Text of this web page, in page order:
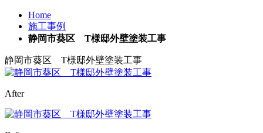
Home
施工事例
静岡市葵区 T様邸外壁塗装工事
静岡市葵区 T様邸外壁塗装工事
After